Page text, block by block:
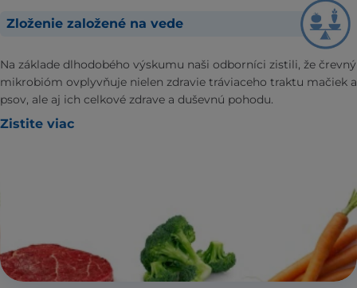
Zloženie založené na vede
Na základe dlhodobého výskumu naši odborníci zistili, že črevný
mikrobióm ovplyvňuje nielen zdravie tráviaceho traktu mačiek a
psov, ale aj ich celkové zdrave a duševnú pohodu.
Zistite viac